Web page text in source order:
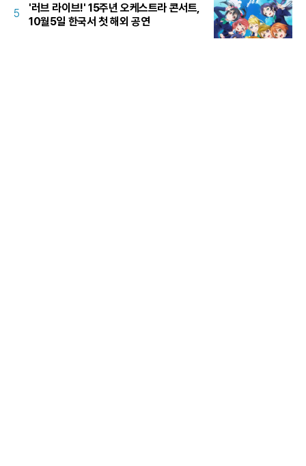
5
'러브 라이브!' 15주년 오케스트라 콘서트,
10월5일 한국서 첫 해외 공연